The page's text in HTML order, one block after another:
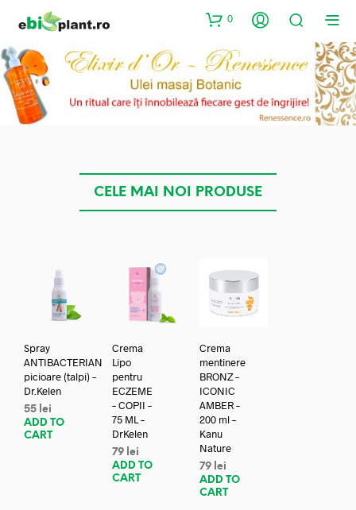
0
CELE MAI NOI PRODUSE
Spray
ANTIBACTERIAN
picioare (talpi) –
Dr.Kelen
55 lei
ADD TO
CART
Crema
Lipo
pentru
ECZEME
– COPII –
75 ML –
DrKelen
79 lei
ADD TO
CART
Crema
mentinere
BRONZ –
ICONIC
AMBER –
200 ml –
Kanu
Nature
79 lei
ADD TO
CART